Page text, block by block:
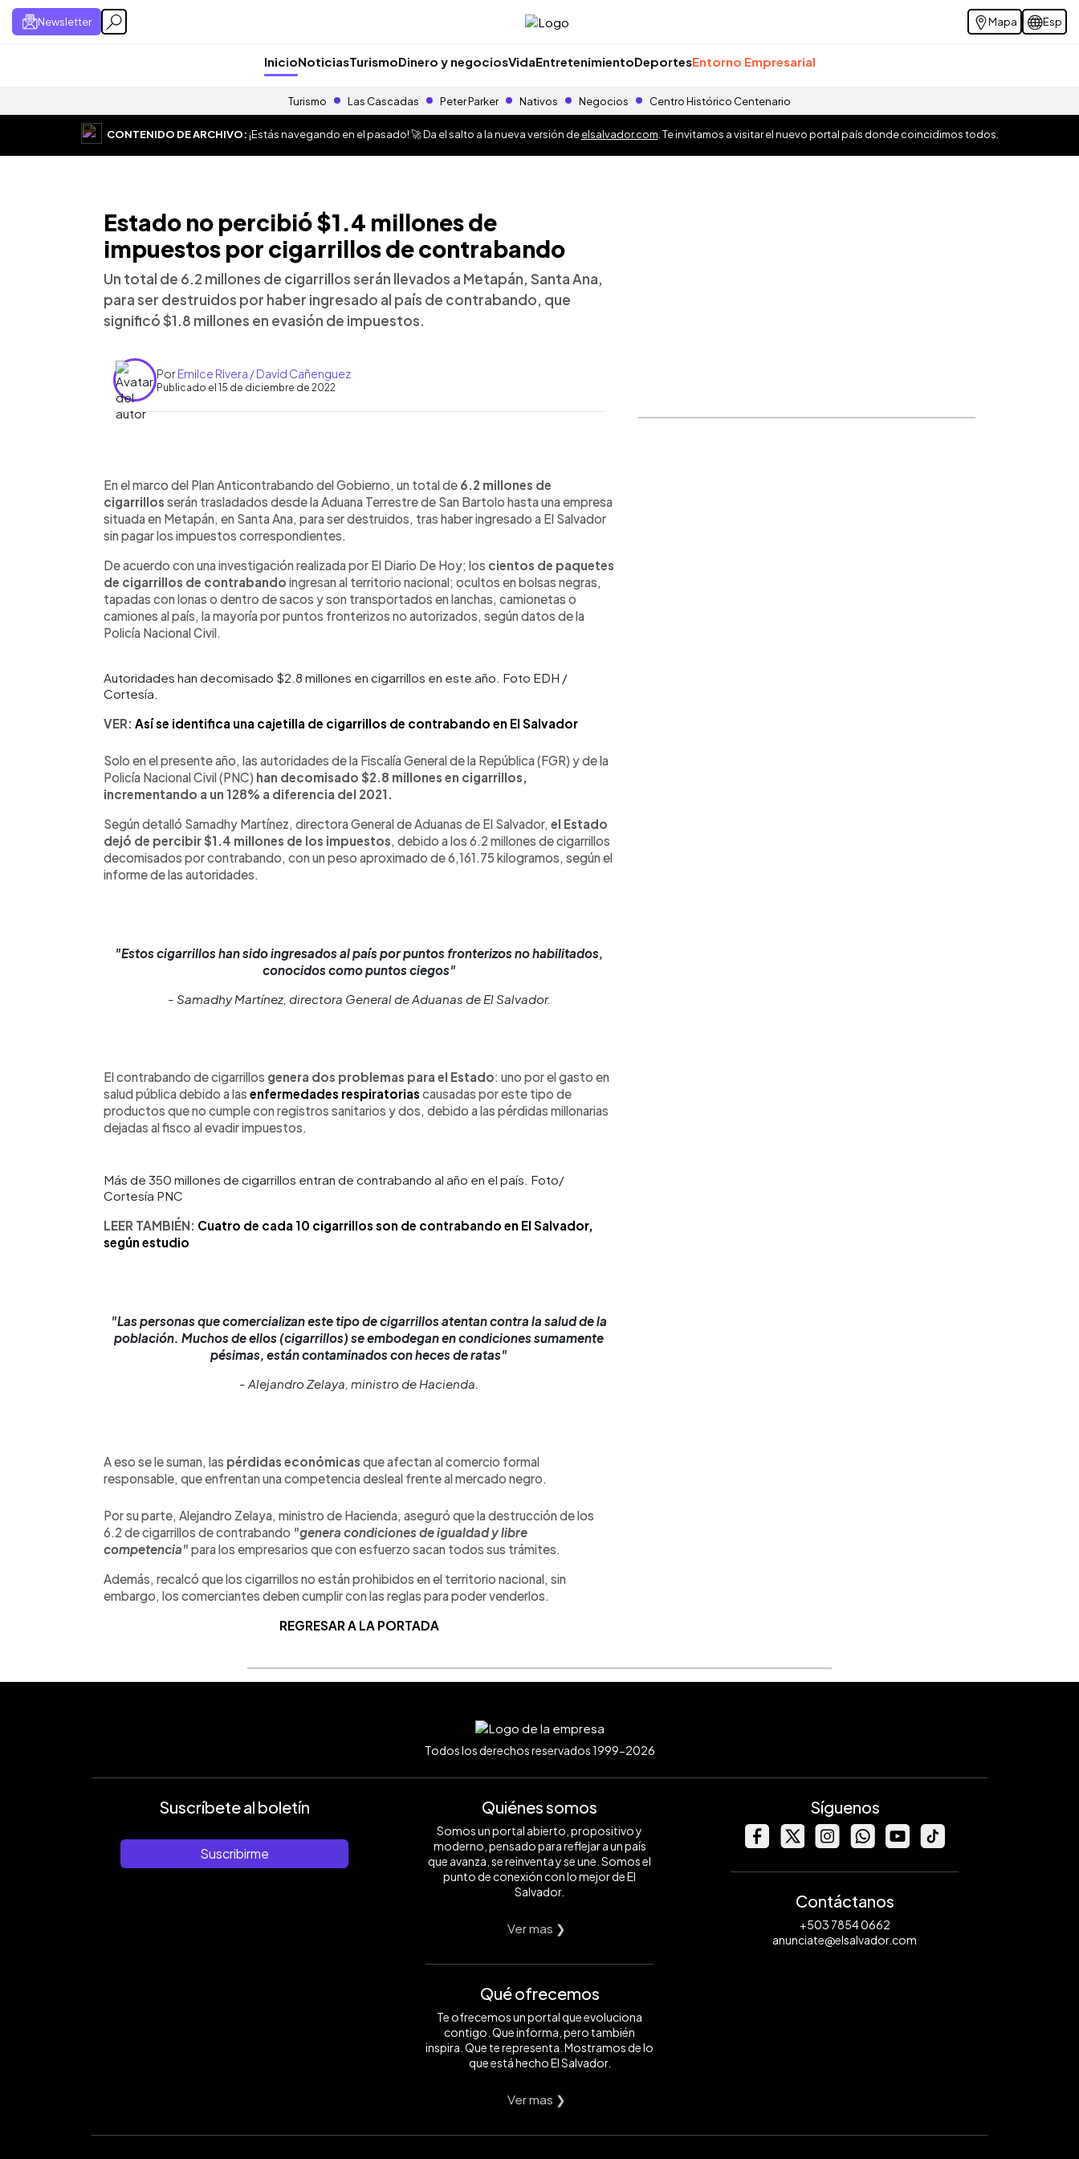
Newsletter Mapa Esp
InicioNoticiasTurismoDinero y negociosVidaEntretenimientoDeportesEntorno Empresarial
Turismo Las Cascadas Peter Parker Nativos Negocios Centro Histórico Centenario
CONTENIDO DE ARCHIVO:¡Estás navegando en el pasado! 🚀 Da el salto a la nueva versión deelsalvador.com . Te invitamos a visitar el nuevo portal país donde coincidimos todos.
Estado no percibió $1.4 millones de
impuestos por cigarrillos de contrabando
Un total de 6.2 millones de cigarrillos serán llevados a Metapán, Santa Ana,
para ser destruidos por haber ingresado al país de contrabando, que
significó $1.8 millones en evasión de impuestos.
PorEmilce Rivera / David Cañenguez
Publicado el 15 de diciembre de 2022
Escuchar artículo
En el marco del Plan Anticontrabando del Gobierno, un total de 6.2 millones de
cigarrillos serán trasladados desde la Aduana Terrestre de San Bartolo hasta una empresa
situada en Metapán, en Santa Ana, para ser destruidos, tras haber ingresado a El Salvador
sin pagar los impuestos correspondientes.
De acuerdo con una investigación realizada por El Diario De Hoy; los cientos de paquetes
de cigarrillos de contrabando ingresan al territorio nacional; ocultos en bolsas negras,
tapadas con lonas o dentro de sacos y son transportados en lanchas, camionetas o
camiones al país, la mayoría por puntos fronterizos no autorizados, según datos de la
Policía Nacional Civil.
Autoridades han decomisado $2.8 millones en cigarrillos en este año. Foto EDH /
Cortesía.
VER: Así se identifica una cajetilla de cigarrillos de contrabando en El Salvador
Solo en el presente año, las autoridades de la Fiscalía General de la República (FGR) y de la
Policía Nacional Civil (PNC) han decomisado $2.8 millones en cigarrillos,
incrementando a un 128% a diferencia del 2021.
Según detalló Samadhy Martínez, directora General de Aduanas de El Salvador, el Estado
dejó de percibir $1.4 millones de los impuestos, debido a los 6.2 millones de cigarrillos
decomisados por contrabando, con un peso aproximado de 6,161.75 kilogramos, según el
informe de las autoridades.
"Estos cigarrillos han sido ingresados al país por puntos fronterizos no habilitados,
conocidos como puntos ciegos"
- Samadhy Martínez, directora General de Aduanas de El Salvador.
El contrabando de cigarrillos genera dos problemas para el Estado: uno por el gasto en
salud pública debido a las enfermedades respiratorias causadas por este tipo de
productos que no cumple con registros sanitarios y dos, debido a las pérdidas millonarias
dejadas al fisco al evadir impuestos.
Más de 350 millones de cigarrillos entran de contrabando al año en el país. Foto/
Cortesía PNC
LEER TAMBIÉN: Cuatro de cada 10 cigarrillos son de contrabando en El Salvador,
según estudio
"Las personas que comercializan este tipo de cigarrillos atentan contra la salud de la
población. Muchos de ellos (cigarrillos) se embodegan en condiciones sumamente
pésimas, están contaminados con heces de ratas"
- Alejandro Zelaya, ministro de Hacienda.
A eso se le suman, las pérdidas económicas que afectan al comercio formal
responsable, que enfrentan una competencia desleal frente al mercado negro.
Por su parte, Alejandro Zelaya, ministro de Hacienda, aseguró que la destrucción de los
6.2 de cigarrillos de contrabando "genera condiciones de igualdad y libre
competencia" para los empresarios que con esfuerzo sacan todos sus trámites.
Además, recalcó que los cigarrillos no están prohibidos en el territorio nacional, sin
embargo, los comerciantes deben cumplir con las reglas para poder venderlos.
REGRESAR A LA PORTADA
Todos los derechos reservados 1999-2026
Suscríbete al boletín
Suscribirme
Quiénes somos
Somos un portal abierto, propositivo y
moderno, pensado para reflejar a un país
que avanza, se reinventa y se une. Somos el
punto de conexión con lo mejor de El
Salvador.
Ver mas ❯
Qué ofrecemos
Te ofrecemos un portal que evoluciona
contigo. Que informa, pero también
inspira. Que te representa. Mostramos de lo
que está hecho El Salvador.
Ver mas ❯
Síguenos
Contáctanos
+503 7854 0662
anunciate@elsalvador.com